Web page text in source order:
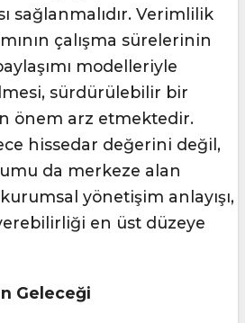
sağlanmalıdır. Verimlilik
çalışma sürelerinin
modelleriyle
sürdürülebilir bir
önem arz etmektedir.
hissedar değerini değil,
da merkeze alan
yönetişim anlayışı,
en üst düzeye
Geleceği